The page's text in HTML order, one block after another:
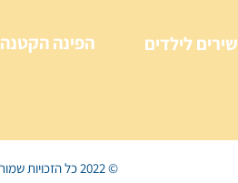
הפינה הקטנה שירים לילדים
© 2022 כל הזכויות שמורות ל